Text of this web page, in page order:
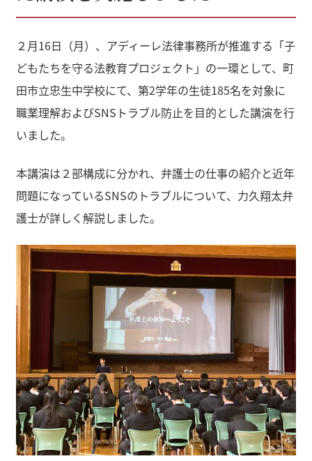
２月16日（月）、アディーレ法律事務所が推進する「子
どもたちを守る法教育プロジェクト」の一環として、町
田市立忠生中学校にて、第2学年の生徒185名を対象に
職業理解およびSNSトラブル防止を目的とした講演を行
いました。
本講演は２部構成に分かれ、弁護士の仕事の紹介と近年
問題になっているSNSのトラブルについて、力久翔太弁
護士が詳しく解説しました。